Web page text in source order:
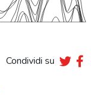
Condividi su